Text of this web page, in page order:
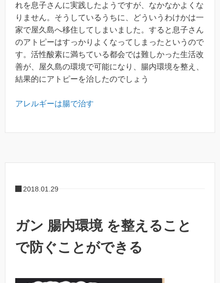
れを息子さんに実践したようですが、なかなかよくな
りません。そうしているうちに、どういうわけかは一
家で屋久島へ移住してしまいました。すると息子さん
のアトピーはすっかりよくなってしまったというので
す。活性酸素に満ちている都会では難しかった生活改
善が、屋久島の環境で可能になり、腸内環境を整え、
結果的にアトピーを治したのでしょう
アレルギーは腸で治す
2018.01.29
ガン 腸内環境 を整えること
で防ぐことができる